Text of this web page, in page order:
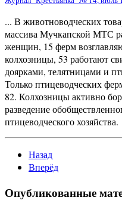
... В животноводческих
массива Мучкапской МТС
женщин, 15 ферм
колхозницы, 53 работают
доярками, телятницами и
Только птицеводческих
82. Колхозницы активно
разведение
птицеводческого
Назад
Вперёд
Опубликованные